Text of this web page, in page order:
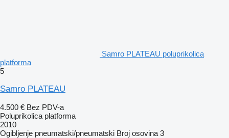
Samro PLATEAU poluprikolica
platforma
5
Samro PLATEAU
4.500 € Bez PDV-a
Poluprikolica platforma
2010
Ogibljenje pneumatski/pneumatski Broj osovina 3